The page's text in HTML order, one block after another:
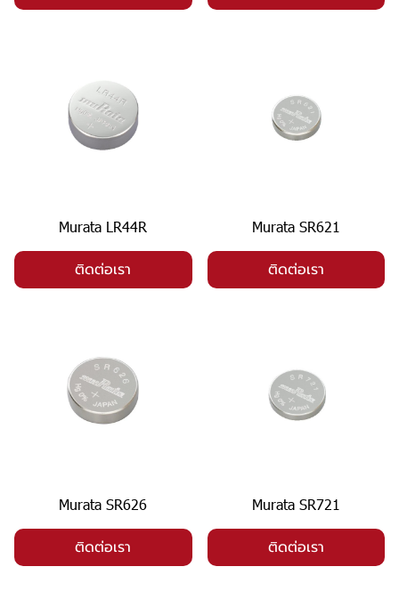
Murata LR44R
ติดต่อเรา
Murata SR621
ติดต่อเรา
Murata SR626
ติดต่อเรา
Murata SR721
ติดต่อเรา